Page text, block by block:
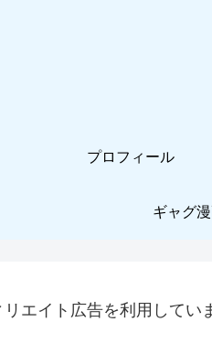
プロフィール
ギャグ
エイト広告を利用してい